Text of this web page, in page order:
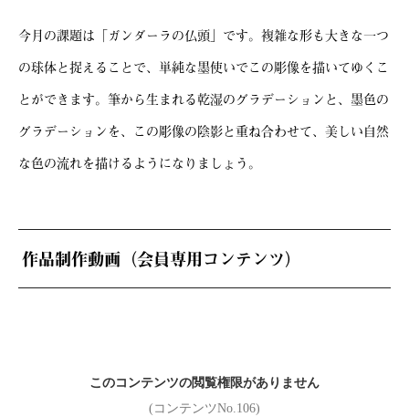
今月の課題は「ガンダーラの仏頭」です。複雑な形も大きな一つ
の球体と捉えることで、単純な墨使いでこの彫像を描いてゆくこ
とができます。筆から生まれる乾湿のグラデーションと、墨色の
グラデーションを、この彫像の陰影と重ね合わせて、美しい自然
な色の流れを描けるようになりましょう。
作品制作動画（会員専用コンテンツ）